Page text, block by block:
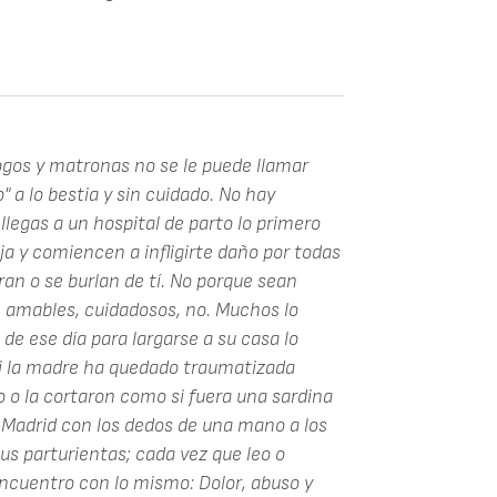
y matronas no se le puede llamar
a lo bestia y sin cuidado. No hay
a un hospital de parto lo primero
y comiencen a infligirte daño por todas
o se burlan de tí. No porque sean
cuidadosos, no. Muchos lo
ese día para largarse a su casa lo
madre ha quedado traumatizada
la cortaron como si fuera una sardina
con los dedos de una mano a los
parturientas; cada vez que leo o
con lo mismo: Dolor, abuso y